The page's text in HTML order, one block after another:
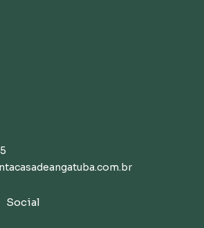
Social